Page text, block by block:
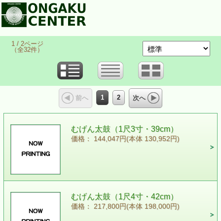
1 / 2ページ
（全32件）
前へ 1 2 次へ
むげん太鼓（1尺3寸・39cm）
価格： 144,047円(本体 130,952円)
むげん太鼓（1尺4寸・42cm）
価格： 217,800円(本体 198,000円)